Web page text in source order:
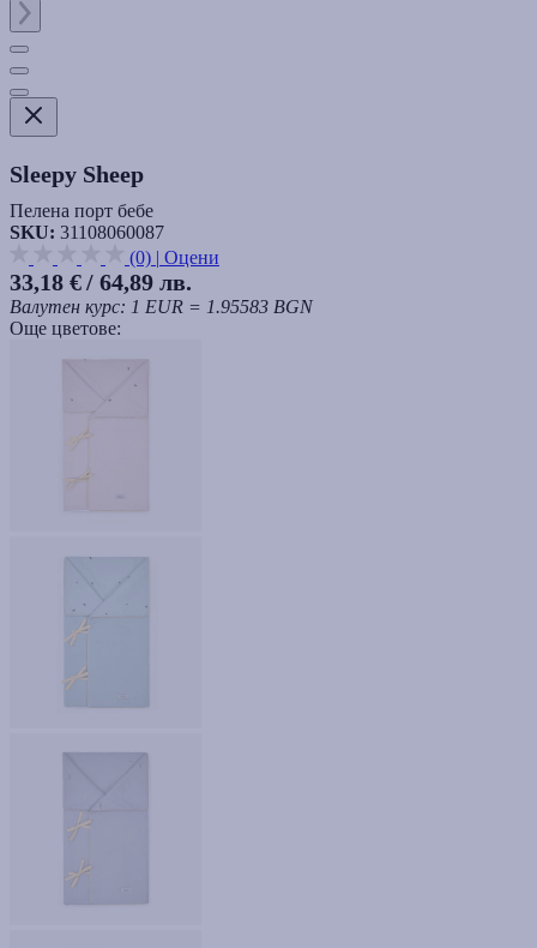
Sleepy Sheep
Пелена порт бебе
SKU: 31108060087
(0) | Оцени
33,18 €/ 64,89 лв.
Валутен курс: 1 EUR = 1.95583 BGN
Още цветове: